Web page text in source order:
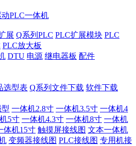
PLC一体机
展 Q系列PLC PLC扩展模块 PLC
PLC放大板
DTU 电源 继电器板 配件
选型表 Q系列文件下载 软件下载
一体机2.8寸 一体机3.5寸 一体机4
5寸 一体机4.3寸 一体机8寸 一体机
体机15寸 触摸屏接线图 文本一体机
变频器接线图 PLC接线图 专用机接